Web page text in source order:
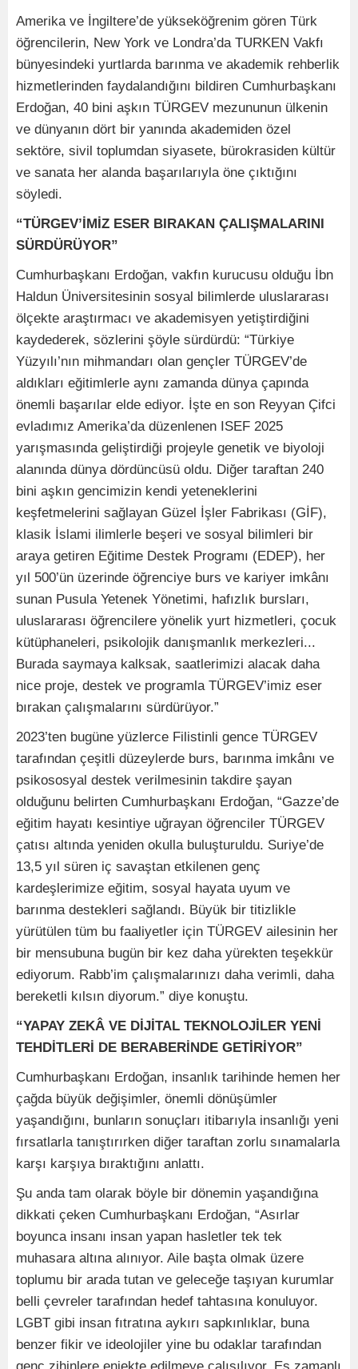
Amerika ve İngiltere’de yükseköğrenim gören Türk
öğrencilerin, New York ve Londra’da TURKEN Vakfı
bünyesindeki yurtlarda barınma ve akademik rehberlik
hizmetlerinden faydalandığını bildiren Cumhurbaşkanı
Erdoğan, 40 bini aşkın TÜRGEV mezununun ülkenin
ve dünyanın dört bir yanında akademiden özel
sektöre, sivil toplumdan siyasete, bürokrasiden kültür
ve sanata her alanda başarılarıyla öne çıktığını
söyledi.
“TÜRGEV’İMİZ ESER BIRAKAN ÇALIŞMALARINI
SÜRDÜRÜYOR”
Cumhurbaşkanı Erdoğan, vakfın kurucusu olduğu İbn
Haldun Üniversitesinin sosyal bilimlerde uluslararası
ölçekte araştırmacı ve akademisyen yetiştirdiğini
kaydederek, sözlerini şöyle sürdürdü: “Türkiye
Yüzyılı’nın mihmandarı olan gençler TÜRGEV’de
aldıkları eğitimlerle aynı zamanda dünya çapında
önemli başarılar elde ediyor. İşte en son Reyyan Çifci
evladımız Amerika’da düzenlenen ISEF 2025
yarışmasında geliştirdiği projeyle genetik ve biyoloji
alanında dünya dördüncüsü oldu. Diğer taraftan 240
bini aşkın gencimizin kendi yeteneklerini
keşfetmelerini sağlayan Güzel İşler Fabrikası (GİF),
klasik İslami ilimlerle beşeri ve sosyal bilimleri bir
araya getiren Eğitime Destek Programı (EDEP), her
yıl 500’ün üzerinde öğrenciye burs ve kariyer imkânı
sunan Pusula Yetenek Yönetimi, hafızlık bursları,
uluslararası öğrencilere yönelik yurt hizmetleri, çocuk
kütüphaneleri, psikolojik danışmanlık merkezleri...
Burada saymaya kalksak, saatlerimizi alacak daha
nice proje, destek ve programla TÜRGEV’imiz eser
bırakan çalışmalarını sürdürüyor.”
2023’ten bugüne yüzlerce Filistinli gence TÜRGEV
tarafından çeşitli düzeylerde burs, barınma imkânı ve
psikososyal destek verilmesinin takdire şayan
olduğunu belirten Cumhurbaşkanı Erdoğan, “Gazze’de
eğitim hayatı kesintiye uğrayan öğrenciler TÜRGEV
çatısı altında yeniden okulla buluşturuldu. Suriye’de
13,5 yıl süren iç savaştan etkilenen genç
kardeşlerimize eğitim, sosyal hayata uyum ve
barınma destekleri sağlandı. Büyük bir titizlikle
yürütülen tüm bu faaliyetler için TÜRGEV ailesinin her
bir mensubuna bugün bir kez daha yürekten teşekkür
ediyorum. Rabb’im çalışmalarınızı daha verimli, daha
bereketli kılsın diyorum.” diye konuştu.
“YAPAY ZEKÂ VE DİJİTAL TEKNOLOJİLER YENİ
TEHDİTLERİ DE BERABERİNDE GETİRİYOR”
Cumhurbaşkanı Erdoğan, insanlık tarihinde hemen her
çağda büyük değişimler, önemli dönüşümler
yaşandığını, bunların sonuçları itibarıyla insanlığı yeni
fırsatlarla tanıştırırken diğer taraftan zorlu sınamalarla
karşı karşıya bıraktığını anlattı.
Şu anda tam olarak böyle bir dönemin yaşandığına
dikkati çeken Cumhurbaşkanı Erdoğan, “Asırlar
boyunca insanı insan yapan hasletler tek tek
muhasara altına alınıyor. Aile başta olmak üzere
toplumu bir arada tutan ve geleceğe taşıyan kurumlar
belli çevreler tarafından hedef tahtasına konuluyor.
LGBT gibi insan fıtratına aykırı sapkınlıklar, buna
benzer fikir ve ideolojiler yine bu odaklar tarafından